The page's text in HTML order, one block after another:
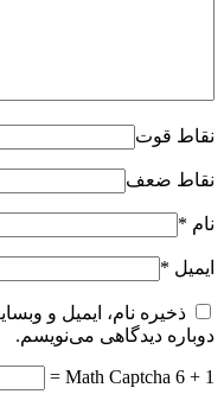
نقاط قوت
نقاط ضعف
نام *
ایمیل *
ذخیره نام، ایمیل و
دوباره دیدگاهی می‌نویسم.
Math Captcha 6 + 1 =